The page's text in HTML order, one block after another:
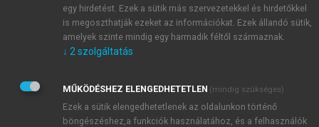
Kérek értesítést a MeRSZ újdonságairól, akcióiról.
Kérek értesítést az Akadémiai Kiadó Zrt. újdonságairól,
Adatkezelési tájékoztatóbanfoglaltakat tudomásul
veszem és elfogadom.
Általános vásárlási feltételeket, valamint a szotar.netés a
egy hirdetést. Ezek a sütik más szervezetekkel és hirdetőkkel
is megoszthatják ezeket az információkat. Ezek állandó sütik,
amelyek szinte mindig egy harmadik féltől származnak.
↓ 2 szolgáltatás
MŰKÖDÉSHEZ ELENGEDHETETLEN (mindig szükséges)
Ezek a sütik elengedhetetlenek az oldalunkon történő
böngészéshez,a funkciók használatához, és a felhasználók